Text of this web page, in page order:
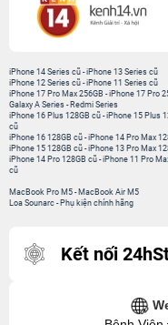
iPhone 14 Series cũ -iPhone 13 Series cũ
iPhone 12 Series cũ -iPhone 11 Series cũ
iPhone 17 Pro Max 256GB -iPhone 17 Pro
Galaxy A Series - Redmi Series
iPhone 16 Plus 128GB cũ -iPhone 15 Plus
cũ
iPhone 16 128GB cũ -iPhone 14 Pro Max
iPhone 15 128GB cũ -iPhone 13 Pro Max
iPhone 14 Pro 128GB cũ -iPhone 11 Pro
cũ
MacBook Pro M5 - MacBook Air M5
Loa Sounarc - Phụ kiện chính hãng
Kết nối